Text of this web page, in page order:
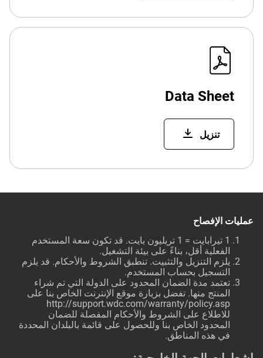
Data Sheet
تنزيل
عمليات الإفصاح
1 تيرابايت = 1 تريليون بايت. قد تكون سعة المستخدم
الفعلية أقل، بناءً على بيئة التشغيل.
يلزم التنزيل والتثبيت. تنطبق الشروط والأحكام. قد يلزم
التسجيل بحساب المستخدم.
تعتمد مدة الضمان المحدود على الدولة التي تم شراء
المنتج منها. تفضل بزيارة موقع الإنترنت الخاص بنا على
http://support.wdc.com/warranty/policy.asp
للاطلاع على الشروط والأحكام المفصلة للضمان
المحدود الخاص بنا وللحصول على قائمة بالبلدان المحددة
في هذه المناطق.